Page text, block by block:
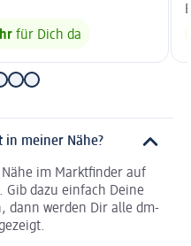
für Dich da
meiner Nähe?
im Marktfinder auf
Gib dazu einfach Deine
dann werden Dir alle dm-